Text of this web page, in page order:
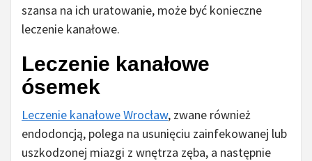
szansa na ich uratowanie, może być konieczne
leczenie kanałowe.
Leczenie kanałowe
ósemek
Leczenie kanałowe Wrocław, zwane również
endodoncją, polega na usunięciu zainfekowanej lub
uszkodzonej miazgi z wnętrza zęba, a następnie